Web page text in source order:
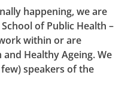
happening, we are
of Public Health –
within or are
Healthy Ageing. We
speakers of the